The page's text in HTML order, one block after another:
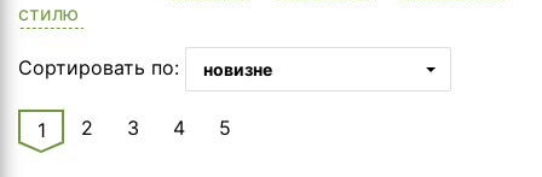
стилю
Сортировать по: новизне
1 2 3 4 5